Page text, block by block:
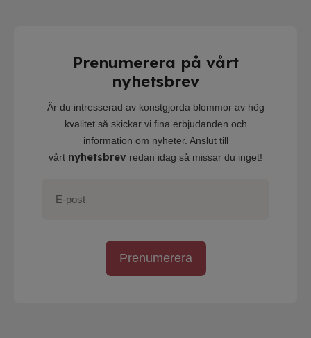
Prenumerera på vårt
nyhetsbrev
Är du intresserad av konstgjorda blommor av hög
kvalitet så skickar vi fina erbjudanden och
information om nyheter. Anslut till
vårt nyhetsbrev redan idag så missar du inget!
Prenumerera